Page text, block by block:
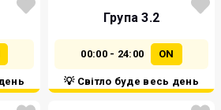
Група 3.2
00:00 - 24:00 ON
💡 Світло буде весь день